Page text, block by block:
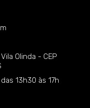
Olinda - CEP
13h30 às 17h